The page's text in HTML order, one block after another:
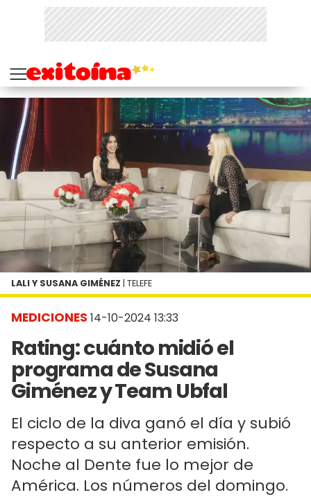
MEDICIONES 14-10-2024 13:33
Rating: cuánto midió el
programa de Susana
Giménez y Team Ubfal
El ciclo de la diva ganó el día y subió
respecto a su anterior emisión.
Noche al Dente fue lo mejor de
América. Los números del domingo.
LALI Y SUSANA GIMÉNEZ | TELEFE